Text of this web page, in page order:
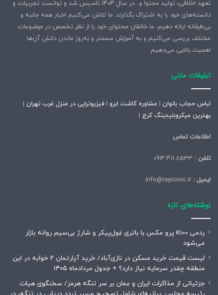
تعهد اخلاقی، تولید محتوا و.. در سال ۱۴۰۴ تاسیس شد و توانست تجربیات و
دانسته‌های خود را به اشتراک بگذارند. ما تلاش می‌کنیم اخبار همه جانبه و
بی‌طرفانه ارائه دهیم. ما خالقان محتوای خود را از نظر تخصص در موضوعات
مختلف بررسی می‌کنیم و به آموزش مسمتر و به‌روز ماندن دانش آن‌ها
اهمیت بالایی می‌دهیم.
تبلیغات متنی
لباس حجاب بانوان | مشاوره کاشت ابرو | فیزیوتراپی در منزل غرب تهران |
بهترین میکروبلیدینگ کرج |
اطلاعات تماس
تلفن :
ایمیل :
نوشته‌های تازه
ردمی K100 پرو مکس با باتری غول‌پیکر و شارژ بی‌سیم روانه بازار
می‌شود
لیست قیمت خرید مسکن در نازی‌آباد/ خرید آپارتمان ۲ خوابه در این
منطقه چقدر سرمایه نیاز دارد؟ + جدول مردادماه ۱۴۰۵
جزئیاتی از مذاکرات ایران و عمان بر سر تنگه هرمز/ سخنگوی هیات